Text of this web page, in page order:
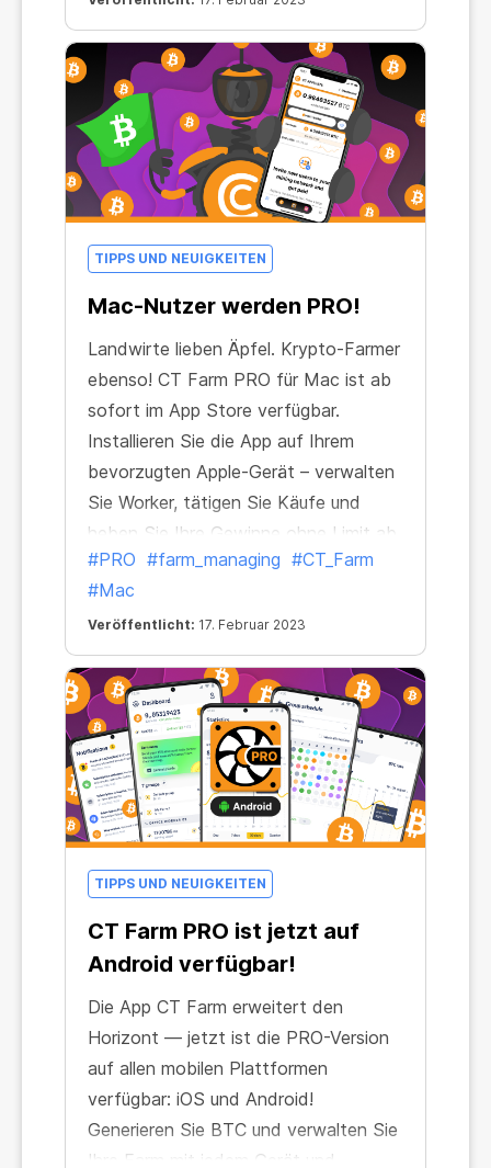
vielleicht sogar übertreffen.
TIPPS UND NEUIGKEITEN
Mac-Nutzer werden PRO!
Landwirte lieben Äpfel. Krypto-Farmer
ebenso! CT Farm PRO für Mac ist ab
sofort im App Store verfügbar.
Installieren Sie die App auf Ihrem
bevorzugten Apple-Gerät – verwalten
Sie Worker, tätigen Sie Käufe und
heben Sie Ihre Gewinne ohne Limit ab.
#PRO #farm_managing #CT_Farm
#Mac
Veröffentlicht: 17. Februar 2023
TIPPS UND NEUIGKEITEN
CT Farm PRO ist jetzt auf
Android verfügbar!
Die App CT Farm erweitert den
Horizont — jetzt ist die PRO-Version
auf allen mobilen Plattformen
verfügbar: iOS und Android!
Generieren Sie BTC und verwalten Sie
Ihre Farm mit jedem Gerät und –